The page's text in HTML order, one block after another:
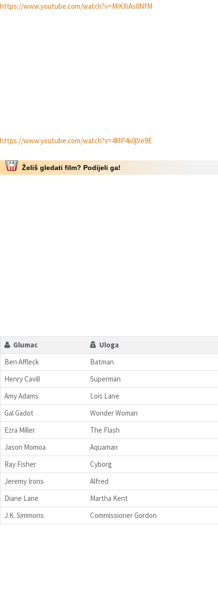
https://www.youtube.com/watch?v=MiKXiAs0NfM
https://www.youtube.com/watch?v=4MP4x0jVe9E
Želiš gledati film? Podijeli ga!
Glumac
Uloga
Ben Affleck
Batman
Henry Cavill
Superman
Amy Adams
Lois Lane
Gal Gadot
Wonder Woman
Ezra Miller
The Flash
Jason Momoa
Aquaman
Ray Fisher
Cyborg
Jeremy Irons
Alfred
Diane Lane
Martha Kent
J.K. Simmons
Commissioner Gordon